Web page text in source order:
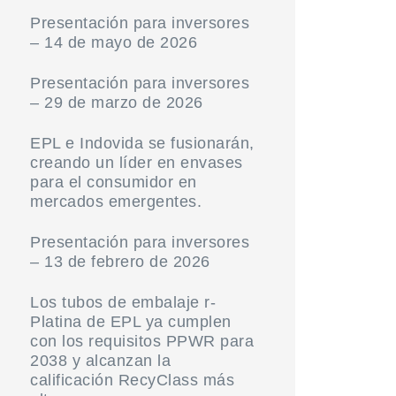
Presentación para inversores
– 14 de mayo de 2026
Presentación para inversores
– 29 de marzo de 2026
EPL e Indovida se fusionarán,
creando un líder en envases
para el consumidor en
mercados emergentes.
Presentación para inversores
– 13 de febrero de 2026
Los tubos de embalaje r-
Platina de EPL ya cumplen
con los requisitos PPWR para
2038 y alcanzan la
calificación RecyClass más